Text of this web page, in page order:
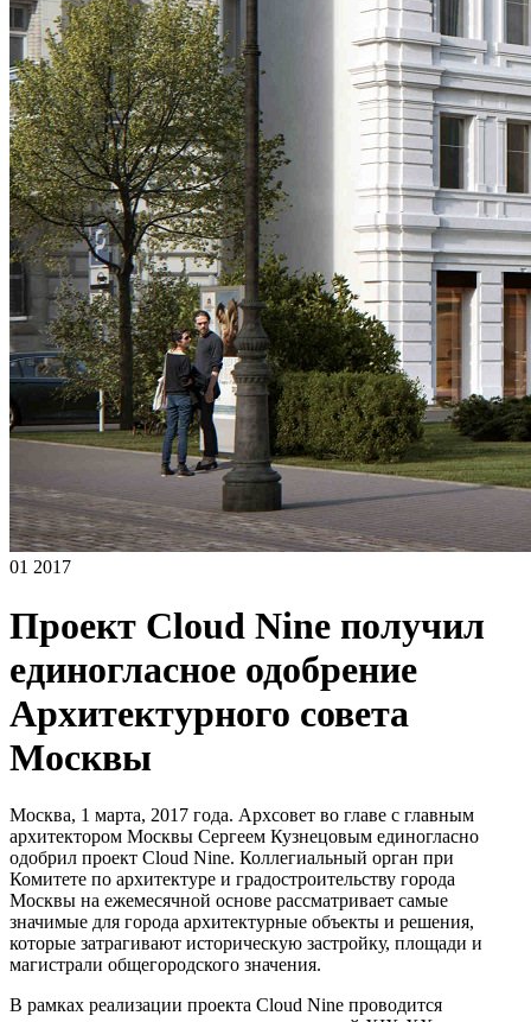
01 2017
Проект Cloud Nine получил
единогласное одобрение
Архитектурного совета
Москвы
Москва, 1 марта, 2017 года. Архсовет во главе с главным
архитектором Москвы Сергеем Кузнецовым единогласно
одобрил проект Cloud Nine. Коллегиальный орган при
Комитете по архитектуре и градостроительству города
Москвы на ежемесячной основе рассматривает самые
значимые для города архитектурные объекты и решения,
которые затрагивают историческую застройку, площади и
магистрали общегородского значения.
В рамках реализации проекта Cloud Nine проводится